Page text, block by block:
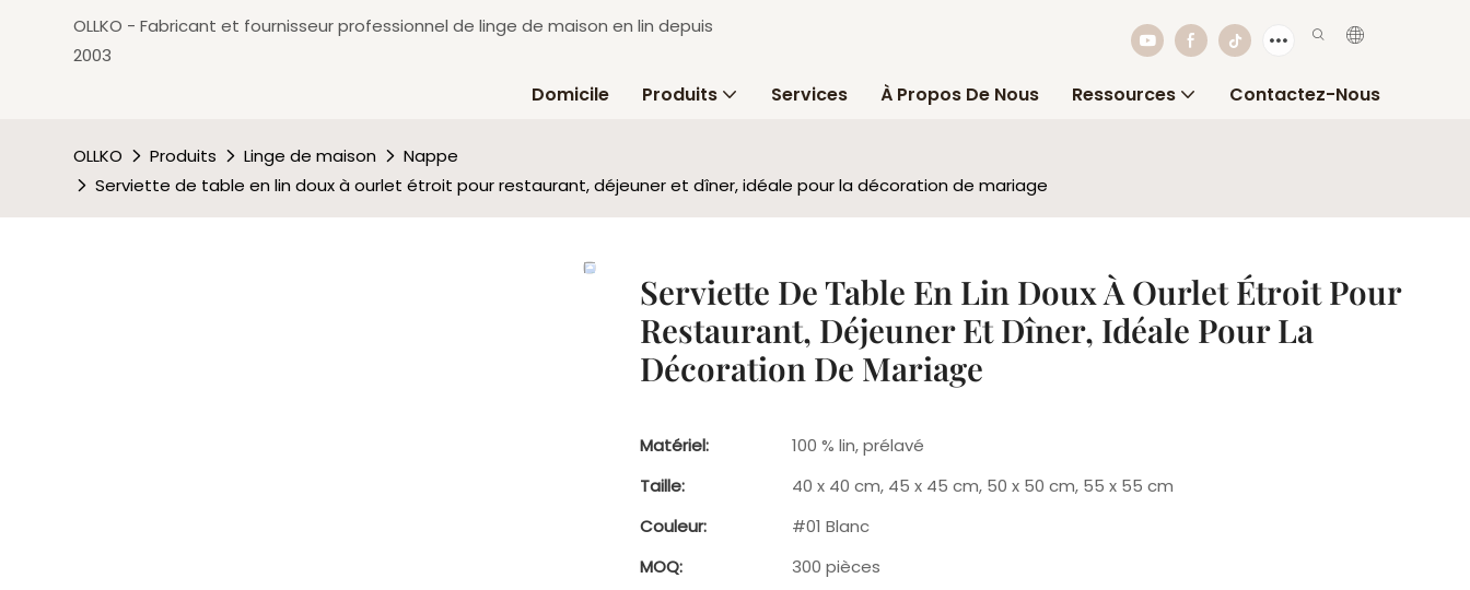
OLLKO - Fabricant et fournisseur professionnel de linge de maison en lin depuis
2003
Domicile Produits Services À Propos De Nous Ressources Contactez-Nous
OLLKO Produits Linge de maison
Nappe
Serviette de table en lin doux à ourlet étroit pour restaurant, déjeuner et dîner, idéale pour la décoration de mariage
Serviette De Table En Lin Doux À Ourlet Étroit Pour
Restaurant, Déjeuner Et Dîner, Idéale Pour La
Décoration De Mariage
Matériel:
100 % lin, prélavé
Taille:
40 x 40 cm, 45 x 45 cm, 50 x 50 cm, 55 x 55 cm
Couleur:
#01 Blanc
MOQ:
300 pièces